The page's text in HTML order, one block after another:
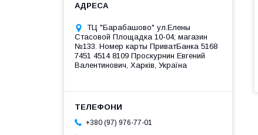
ТЦ "Барабашово" ул.Елены
Стасовой Площадка 10-04; магазин
№133. Номер карты ПриватБанка 5168
7451 4514 8109 Проскурнин Евгений
Валентинович, Харків, Україна
+380 (97) 976-77-01